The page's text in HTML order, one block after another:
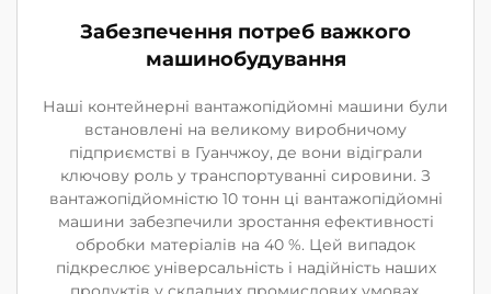
Забезпечення потреб важкого
машинобудування
Наші контейнерні вантажопідйомні машини були
встановлені на великому виробничому
підприємстві в Гуанчжоу, де вони відіграли
ключову роль у транспортуванні сировини. З
вантажопідйомністю 10 тонн ці вантажопідйомні
машини забезпечили зростання ефективності
обробки матеріалів на 40 %. Цей випадок
підкреслює універсальність і надійність наших